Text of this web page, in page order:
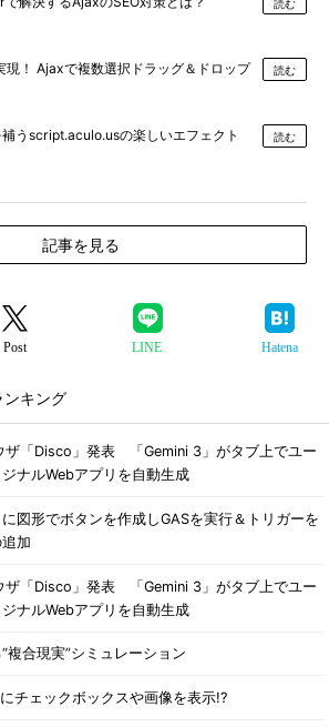
読む
現！ Ajaxで複数選択ドラッグ＆ドロップ 読む
うscript.aculo.usの楽しいエフェクト 読む
記事を見る
Post LINE Hatena
キング
ザ「Disco」発表 「Gemini 3」がタブ上でユー
ナルWebアプリを自動生成
図形でボタンを作成しGASを実行＆トリガーを
加
ザ「Disco」発表 「Gemini 3」がタブ上でユー
ナルWebアプリを自動生成
複合現実”シミュレーション
チェックボックスや画像を表示!?